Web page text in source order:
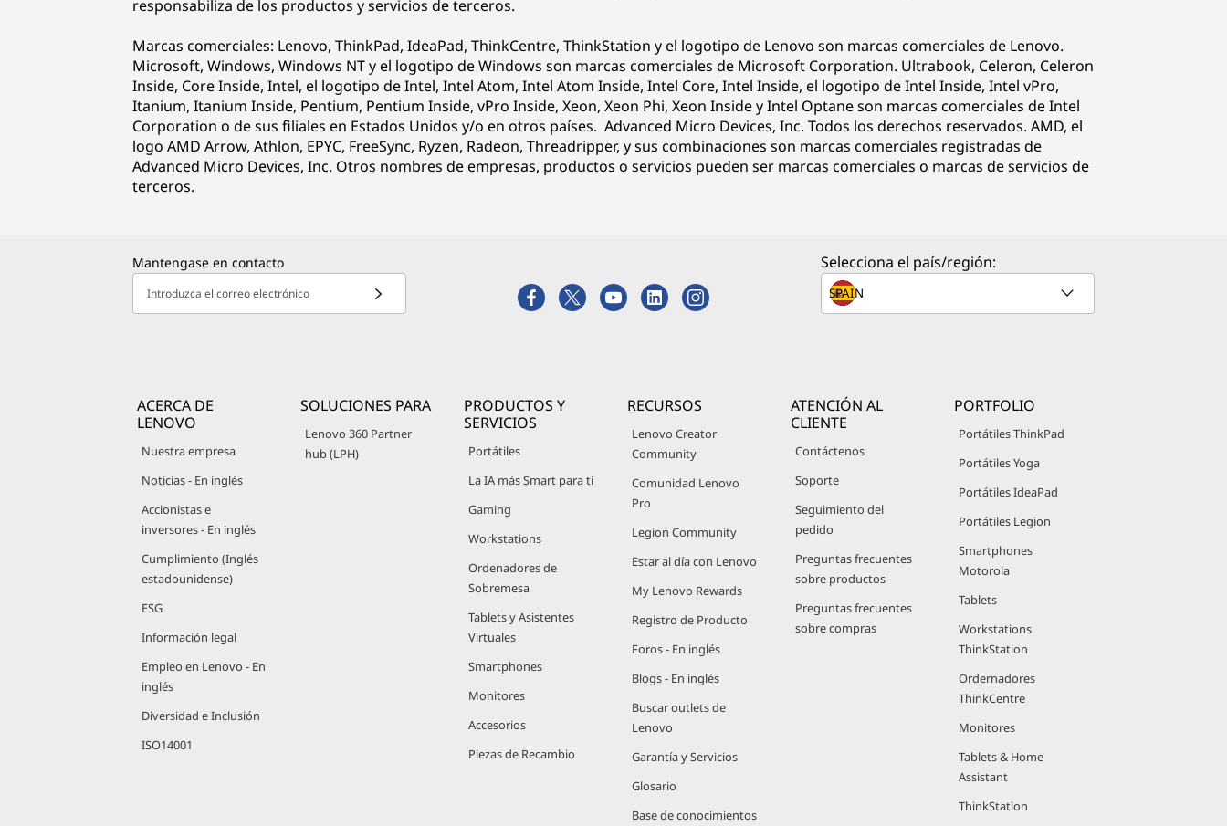
responsabiliza de los productos y servicios de terceros.
Marcas comerciales: Lenovo, ThinkPad, IdeaPad, ThinkCentre, ThinkStation y el logotipo de Lenovo son marcas comerciales de Lenovo.
Microsoft, Windows, Windows NT y el logotipo de Windows son marcas comerciales de Microsoft Corporation. Ultrabook, Celeron, Celeron
Inside, Core Inside, Intel, el logotipo de Intel, Intel Atom, Intel Atom Inside, Intel Core, Intel Inside, el logotipo de Intel Inside, Intel vPro,
Itanium, Itanium Inside, Pentium, Pentium Inside, vPro Inside, Xeon, Xeon Phi, Xeon Inside y Intel Optane son marcas comerciales de Intel
Corporation o de sus filiales en Estados Unidos y/o en otros países. Advanced Micro Devices, Inc. Todos los derechos reservados. AMD, el
logo AMD Arrow, Athlon, EPYC, FreeSync, Ryzen, Radeon, Threadripper, y sus combinaciones son marcas comerciales registradas de
Advanced Micro Devices, Inc. Otros nombres de empresas, productos o servicios pueden ser marcas comerciales o marcas de servicios de
terceros.
Mantengase en contacto
Introduzca el correo electrónico
Selecciona el país/región:
ACERCA DE
LENOVO
Nuestra empresa
Noticias - En inglés
Accionistas e
inversores - En inglés
Cumplimiento (Inglés
estadounidense)
ESG
Información legal
Empleo en Lenovo - En
inglés
Diversidad e Inclusión
ISO14001
SOLUCIONES PARA
Lenovo 360 Partner
hub (LPH)
PRODUCTOS Y
SERVICIOS
Portátiles
La IA más Smart para ti
Gaming
Workstations
Ordenadores de
Sobremesa
Tablets y Asistentes
Virtuales
Smartphones
Monitores
Accesorios
Piezas de Recambio
RECURSOS
Lenovo Creator
Community
Comunidad Lenovo
Pro
Legion Community
Estar al día con Lenovo
My Lenovo Rewards
Registro de Producto
Foros - En inglés
Blogs - En inglés
Buscar outlets de
Lenovo
Garantía y Servicios
Glosario
Base de conocimientos
ATENCIÓN AL
CLIENTE
Contáctenos
Soporte
Seguimiento del
pedido
Preguntas frecuentes
sobre productos
Preguntas frecuentes
sobre compras
PORTFOLIO
Portátiles ThinkPad
Portátiles Yoga
Portátiles IdeaPad
Portátiles Legion
Smartphones
Motorola
Tablets
Workstations
ThinkStation
Ordernadores
ThinkCentre
Monitores
Tablets & Home
Assistant
ThinkStation